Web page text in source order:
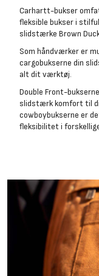
Carhartt-bukser
fleksible bukser i
slidstærke Brown
Som håndværker er
cargobukserne din
alt dit værktøj.
Double Front-
slidstærk komfort til
cowboybukserne er
fleksibilitet i